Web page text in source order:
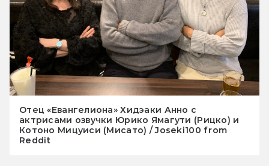
Отец «Евангелиона» Хидэаки Анно с
актрисами озвучки Юрико Ямагути (Рицко) и
Котоно Мицуиси (Мисато) / Joseki100 from
Reddit